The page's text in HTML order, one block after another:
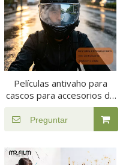
Películas antivaho para
cascos para accesorios de
Preguntar